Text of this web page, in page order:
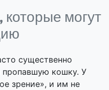
которые могут
существенно
кошку. У
зрение», и им не